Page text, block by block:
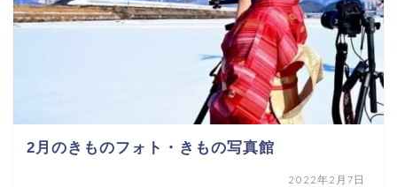
2月のきものフォト・きもの写真館
2022年2月7日